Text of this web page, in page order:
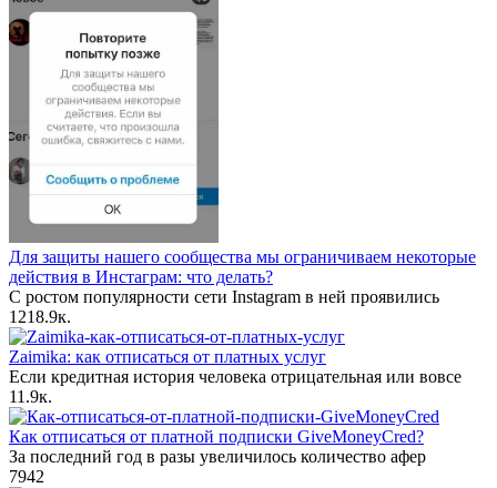
Для защиты нашего сообщества мы ограничиваем некоторые
действия в Инстаграм: что делать?
С ростом популярности сети Instagram в ней проявились
1218.9к.
Zaimika: как отписаться от платных услуг
Если кредитная история человека отрицательная или вовсе
11.9к.
Как отписаться от платной подписки GiveMoneyCred?
За последний год в разы увеличилось количество афер
7942